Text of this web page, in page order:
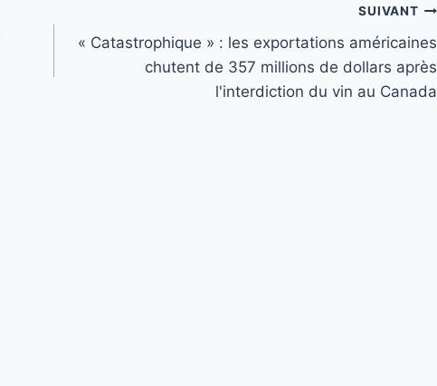
SUIVANT
« Catastrophique » : les exportations américaines
chutent de 357 millions de dollars après
l'interdiction du vin au Canada